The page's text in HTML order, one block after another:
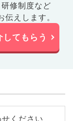
修制度など
えします。
てもらう
ください